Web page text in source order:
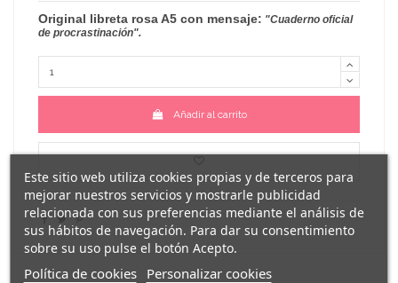
Original libreta rosa A5 con mensaje: "Cuaderno oficial
de procrastinación".
Añadir al carrito
Este sitio web utiliza cookies propias y de terceros para
mejorar nuestros servicios y mostrarle publicidad
relacionada con sus preferencias mediante el análisis de
sus hábitos de navegación. Para dar su consentimiento
sobre su uso pulse el botón Acepto.
Política de cookies Personalizar cookies